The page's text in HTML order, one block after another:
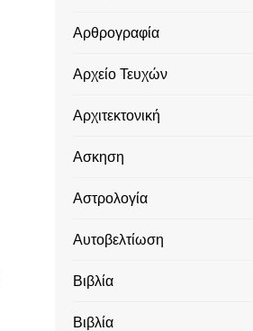
Αρθρογραφία
Αρχείο Τευχών
Αρχιτεκτονική
Ασκηση
Αστρολογία
Αυτοβελτίωση
Βιβλία
Βιβλία